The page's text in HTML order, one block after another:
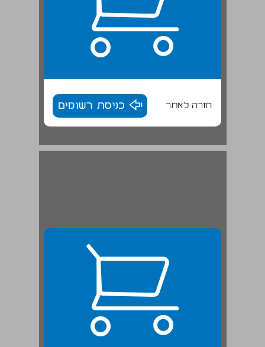
חזרה לאתר כניסת רשומים